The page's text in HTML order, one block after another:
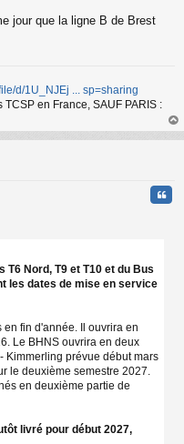
jour que la ligne B de Brest
d/1U_NJEj ... sp=sharing
en France, SAUF PARIS :
au
Nord, T9 et T10 et du Bus
les dates de mise en service
en fin d'année. Il ouvrira en
Le BHNS ouvrira en deux
Kimmerling prévue début mars
le deuxième semestre 2027.
en deuxième partie de
livré pour début 2027,